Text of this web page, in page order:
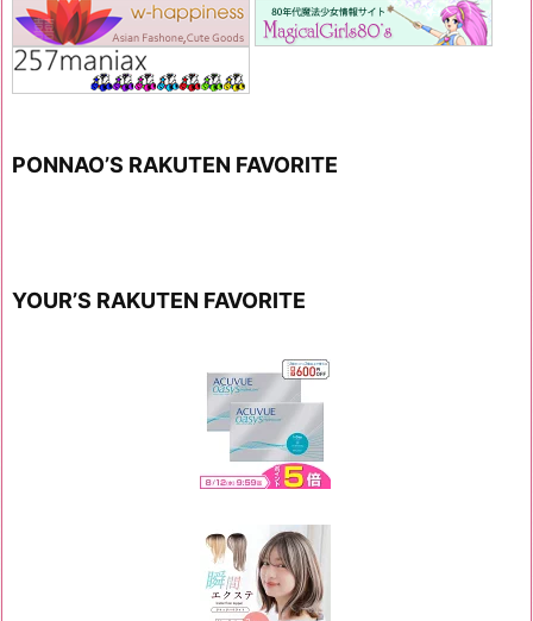
PONNAO’S RAKUTEN FAVORITE
YOUR’S RAKUTEN FAVORITE